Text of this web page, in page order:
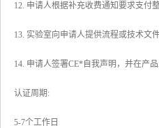
12. 申请人根据补充收费通知要求支付整
13. 实验室向申请人提供流程或技术文
14. 申请人签署CE*自我声明，并在产
认证周期:
5-7个工作日